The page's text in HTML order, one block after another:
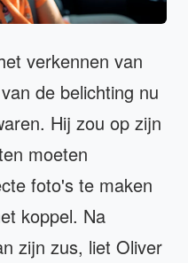
verkennen van
de belichting nu
Hij zou op zijn
moeten
foto's te maken
koppel. Na
zijn zus, liet Oliver